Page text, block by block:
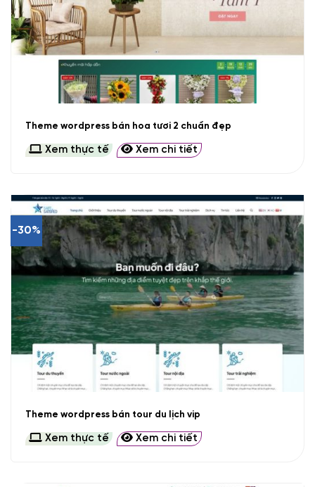
Theme wordpress bán hoa tươi 2 chuẩn đẹp
Xem thực tế Xem chi tiết
-30%
Theme wordpress bán tour du lịch vip
Xem thực tế Xem chi tiết